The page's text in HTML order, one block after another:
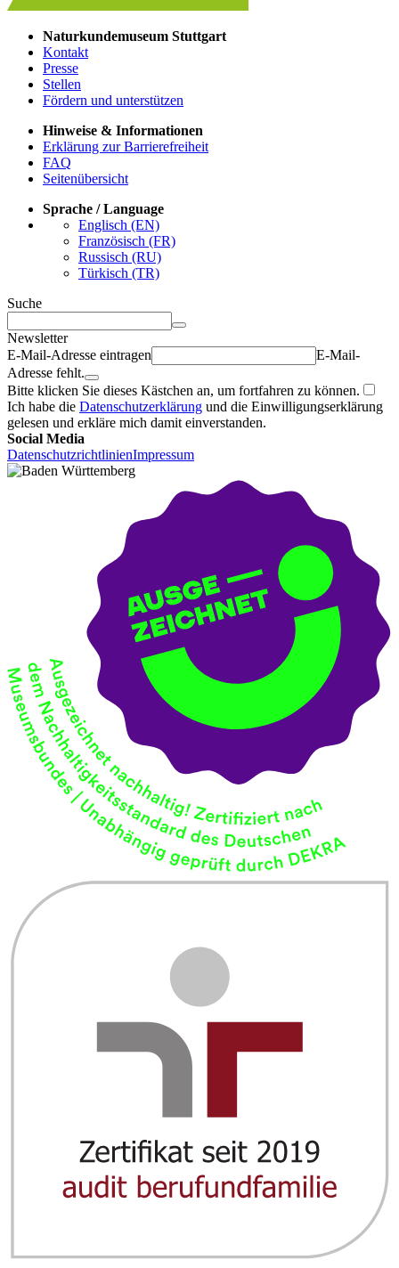
Naturkundemuseum Stuttgart
Kontakt
Presse
Stellen
Fördern und unterstützen
Hinweise & Informationen
Erklärung zur Barrierefreiheit
FAQ
Seitenübersicht
Sprache / Language
Englisch (EN)
Französisch (FR)
Russisch (RU)
Türkisch (TR)
Suche
Newsletter
E-Mail-Adresse eintragen
E-Mail-
Adresse fehlt.
Bitte klicken Sie dieses Kästchen an, um fortfahren zu können.
Ich habe die Datenschutzerklärung und die Einwilligungserklärung
gelesen und erkläre mich damit einverstanden.
Social Media
DatenschutzrichtlinienImpressum